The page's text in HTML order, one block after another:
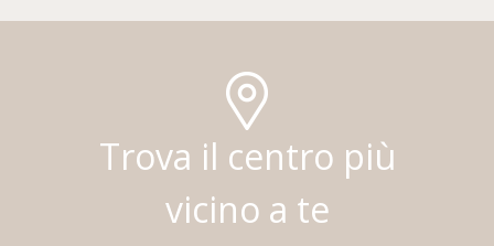
Trova il centro più
vicino a te